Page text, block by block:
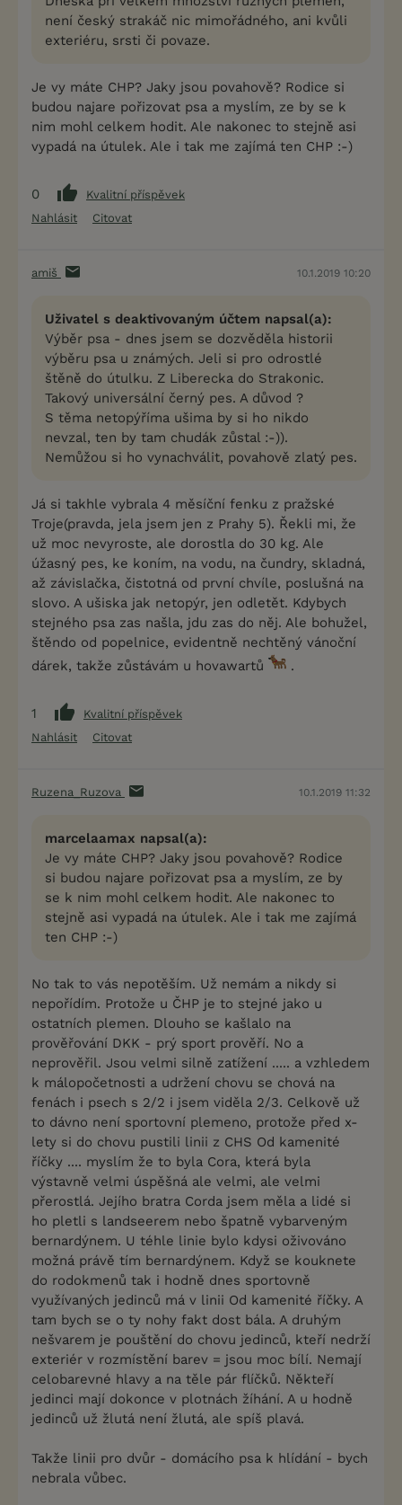
není český strakáč nic mimořádného, ani kvůli
exteriéru, srsti či povaze.
Je vy máte CHP? Jaky jsou povahově? Rodice si
budou najare pořizovat psa a myslím, ze by se k
nim mohl celkem hodit. Ale nakonec to stejně asi
vypadá na útulek. Ale i tak me zajímá ten CHP :-)
0
Kvalitní příspěvek
Nahlásit
Citovat
amiš 10.1.2019 10:20
Uživatel s deaktivovaným účtem napsal(a):
Výběr psa - dnes jsem se dozvěděla historii
výběru psa u známých. Jeli si pro odrostlé
štěně do útulku. Z Liberecka do Strakonic.
Takový universální černý pes. A důvod ?
S těma netopýříma ušima by si ho nikdo
nevzal, ten by tam chudák zůstal :-)).
Nemůžou si ho vynachválit, povahově zlatý pes.
Já si takhle vybrala 4 měsíční fenku z pražské
Troje(pravda, jela jsem jen z Prahy 5). Řekli mi, že
už moc nevyroste, ale dorostla do 30 kg. Ale
úžasný pes, ke koním, na vodu, na čundry, skladná,
až závislačka, čistotná od první chvíle, poslušná na
slovo. A ušiska jak netopýr, jen odletět. Kdybych
stejného psa zas našla, jdu zas do něj. Ale bohužel,
štěndo od popelnice, evidentně nechtěný vánoční
dárek, takže zůstávám u hovawartů
.
1
Kvalitní příspěvek
Nahlásit
Citovat
Ruzena_Ruzova 10.1.2019 11:32
marcelaamax napsal(a):
Je vy máte CHP? Jaky jsou povahově? Rodice
si budou najare pořizovat psa a myslím, ze by
se k nim mohl celkem hodit. Ale nakonec to
stejně asi vypadá na útulek. Ale i tak me zajímá
ten CHP :-)
No tak to vás nepotěším. Už nemám a nikdy si
nepořídím. Protože u ČHP je to stejné jako u
ostatních plemen. Dlouho se kašlalo na
prověřování DKK - prý sport prověří. No a
neprověřil. Jsou velmi silně zatížení ..... a vzhledem
k málopočetnosti a udržení chovu se chová na
fenách i psech s 2/2 i jsem viděla 2/3. Celkově už
to dávno není sportovní plemeno, protože před x-
lety si do chovu pustili linii z CHS Od kamenité
říčky .... myslím že to byla Cora, která byla
výstavně velmi úspěšná ale velmi, ale velmi
přerostlá. Jejího bratra Corda jsem měla a lidé si
ho pletli s landseerem nebo špatně vybarveným
bernardýnem. U téhle linie bylo kdysi oživováno
možná právě tím bernardýnem. Když se kouknete
do rodokmenů tak i hodně dnes sportovně
využívaných jedinců má v linii Od kamenité říčky. A
tam bych se o ty nohy fakt dost bála. A druhým
nešvarem je pouštění do chovu jedinců, kteří nedrží
exteriér v rozmístění barev = jsou moc bílí. Nemají
celobarevné hlavy a na těle pár flíčků. Někteří
jedinci mají dokonce v plotnách žíhání. A u hodně
jedinců už žlutá není žlutá, ale spíš plavá.
Takže linii pro dvůr - domácího psa k hlídání - bych
nebrala vůbec.